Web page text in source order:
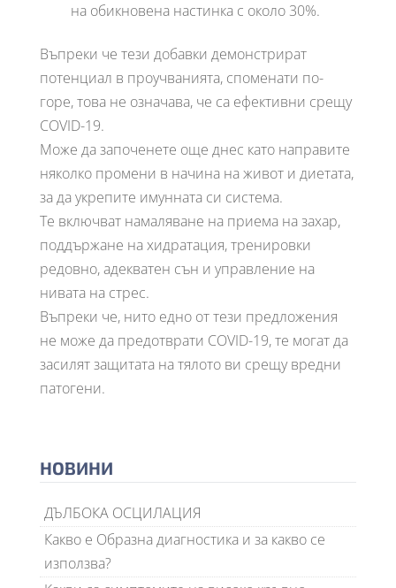
на обикновена настинка с около 30%.
Въпреки че тези добавки демонстрират
потенциал в проучванията, споменати по-
горе, това не означава, че са ефективни срещу
COVID-19.
Може да започенете още днес като направите
няколко промени в начина на живот и диетата,
за да укрепите имунната си система.
Те включват намаляване на приема на захар,
поддържане на хидратация, тренировки
редовно, адекватен сън и управление на
нивата на стрес.
Въпреки че, нито едно от тези предложения
не може да предотврати COVID-19, те могат да
засилят защитата на тялото ви срещу вредни
патогени.
НОВИНИ
ДЪЛБОКА ОСЦИЛАЦИЯ
Какво е Образна диагностика и за какво се
използва?